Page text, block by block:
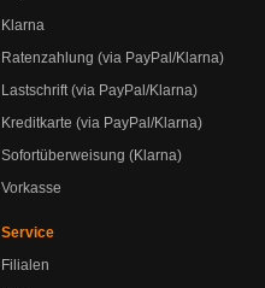
Klarna
Ratenzahlung (via PayPal/Klarna)
Lastschrift (via PayPal/Klarna)
Kreditkarte (via PayPal/Klarna)
Sofortüberweisung (Klarna)
Vorkasse
Service
Filialen